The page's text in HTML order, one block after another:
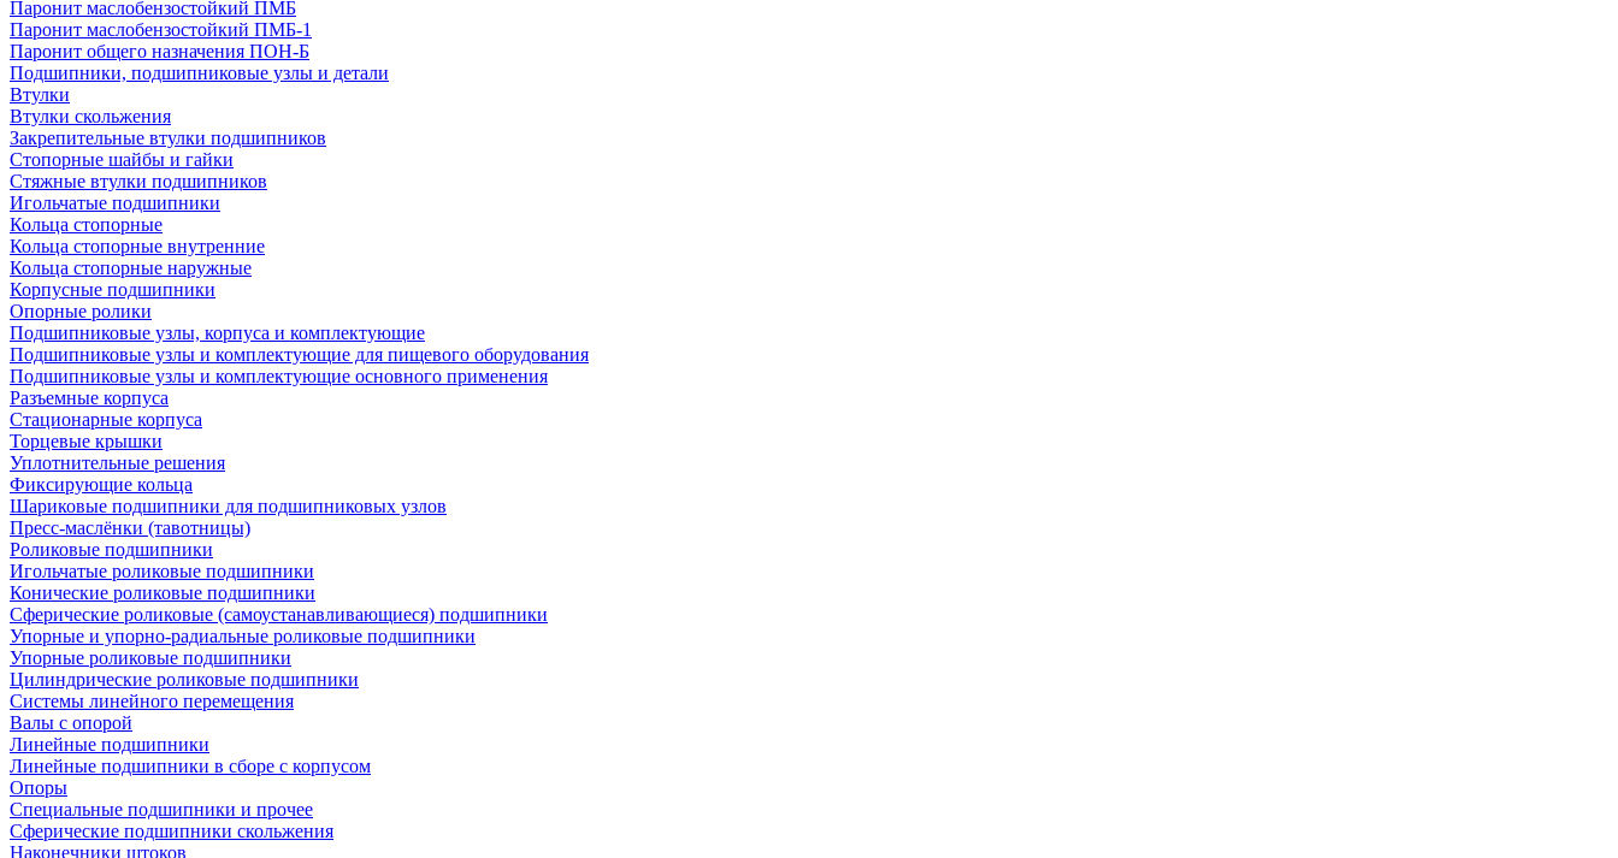
Паронит маслобензостойкий ПМБ
Паронит маслобензостойкий ПМБ-1
Паронит общего назначения ПОН-Б
Подшипники, подшипниковые узлы и детали
Втулки
Втулки скольжения
Закрепительные втулки подшипников
Стопорные шайбы и гайки
Стяжные втулки подшипников
Игольчатые подшипники
Кольца стопорные
Кольца стопорные внутренние
Кольца стопорные наружные
Корпусные подшипники
Опорные ролики
Подшипниковые узлы, корпуса и комплектующие
Подшипниковые узлы и комплектующие для пищевого оборудования
Подшипниковые узлы и комплектующие основного применения
Разъемные корпуса
Стационарные корпуса
Торцевые крышки
Уплотнительные решения
Фиксирующие кольца
Шариковые подшипники для подшипниковых узлов
Пресс-маслёнки (тавотницы)
Роликовые подшипники
Игольчатые роликовые подшипники
Конические роликовые подшипники
Сферические роликовые (самоустанавливающиеся) подшипники
Упорные и упорно-радиальные роликовые подшипники
Упорные роликовые подшипники
Цилиндрические роликовые подшипники
Системы линейного перемещения
Валы с опорой
Линейные подшипники
Линейные подшипники в сборе с корпусом
Опоры
Специальные подшипники и прочее
Сферические подшипники скольжения
Наконечники штоков